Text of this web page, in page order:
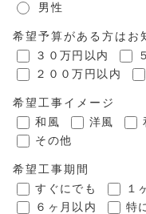
男性
希望予算がある方はお
３０万円以内
２００万円以内
希望工事イメージ
和風
洋風
その他
希望工事期間
すぐにでも
１
６ヶ月以内
特